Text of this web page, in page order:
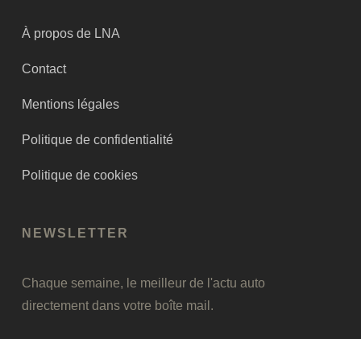
À propos de LNA
Contact
Mentions légales
Politique de confidentialité
Politique de cookies
NEWSLETTER
Chaque semaine, le meilleur de l'actu auto
directement dans votre boîte mail.